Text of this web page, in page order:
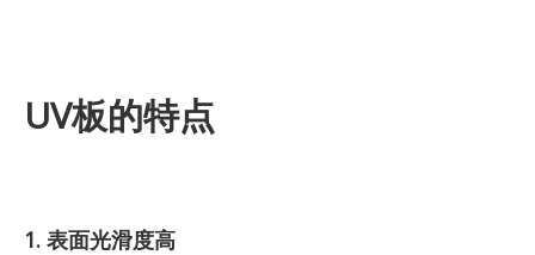
UV板的特点
1. 表面光滑度高